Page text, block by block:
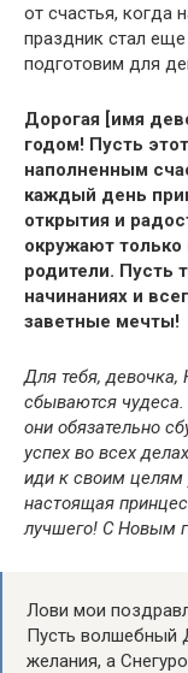
от счастья, когда
праздник стал
подготовим для
Дорогая [имя
годом! Пусть
наполненным
каждый день
открытия и
окружают
родители. Пусть
начинаниях и
заветные мечты!
Для тебя, девочка,
сбываются
они обязательно
успех во всех
иди к своим целям
настоящая
лучшего! С Новым
Лови мои
Пусть волшебный
желания, а